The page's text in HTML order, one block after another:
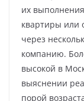
их
квартиры или
через
компанию.
высокой в
выяснении
порой